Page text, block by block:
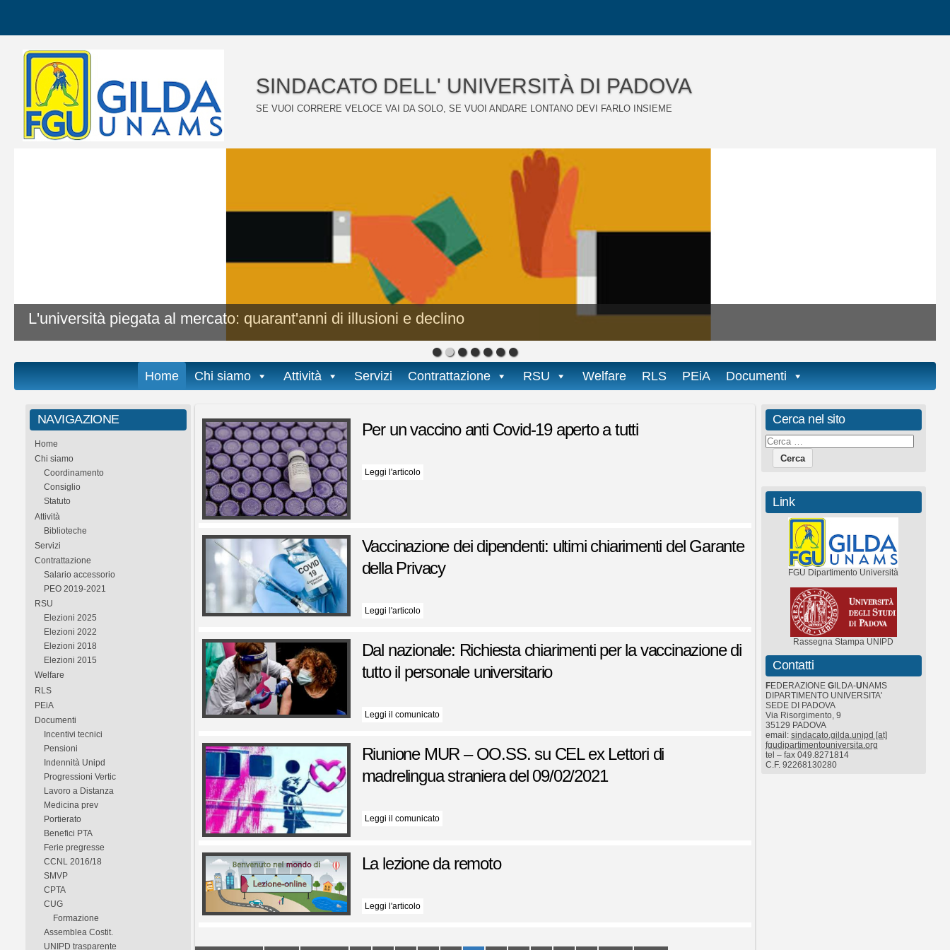
SINDACATO DELL' UNIVERSITÀ DI PADOVA
SE VUOI CORRERE VELOCE VAI DA SOLO, SE VUOI ANDARE LONTANO DEVI FARLO INSIEME
L'università piegata al mercato: quarant'anni di illusioni e declino
Home Chi siamo Attività Servizi Contrattazione RSU Welfare RLS PEiA Documenti
NAVIGAZIONE
Home
Chi siamo
Coordinamento
Consiglio
Statuto
Attività
Biblioteche
Servizi
Contrattazione
Salario accessorio
PEO 2019-2021
RSU
Elezioni 2025
Elezioni 2022
Elezioni 2018
Elezioni 2015
Welfare
RLS
PEiA
Documenti
Incentivi tecnici
Pensioni
Indennità Unipd
Progressioni Vertic
Lavoro a Distanza
Medicina prev
Portierato
Benefici PTA
Ferie pregresse
CCNL 2016/18
SMVP
CPTA
CUG
Formazione
Assemblea Costit.
UNIPD trasparente
Per un vaccino anti Covid-19 aperto a tutti
Leggi l'articolo
Vaccinazione dei dipendenti: ultimi chiarimenti del Garante
della Privacy
Leggi l'articolo
Dal nazionale: Richiesta chiarimenti per la vaccinazione di
tutto il personale universitario
Leggi il comunicato
Riunione MUR – OO.SS. su CEL ex Lettori di
madrelingua straniera del 09/02/2021
Leggi il comunicato
La lezione da remoto
Leggi l'articolo
Cerca nel sito
Link
FGU Dipartimento Università
Rassegna Stampa UNIPD
Contatti
FEDERAZIONEGILDA-U NAMS
DIPARTIMENTO UNIVERSITA'
SEDE DI PADOVA
Via Risorgimento, 9
35129 PADOVA
email: sindacato.gilda.unipd [at]
fgudipartimentouniversita.org
tel – fax 049.8271814
C.F. 92268130280